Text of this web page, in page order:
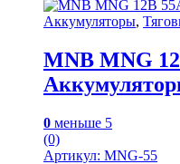
Аккумуляторы,
MNB MNG
0 меньше 5
(0)
Артикул: MNG-55